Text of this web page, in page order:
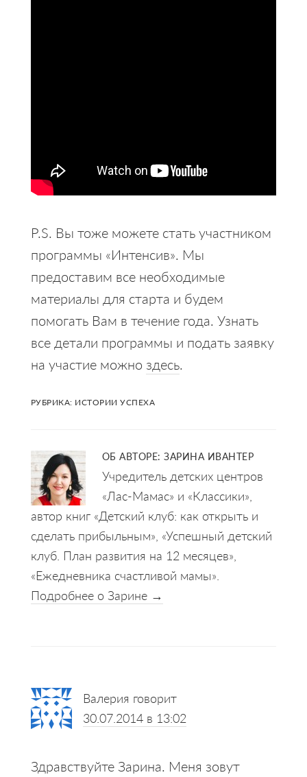
P.S. Вы тоже можете стать участником
программы «Интенсив». Мы
предоставим все необходимые
материалы для старта и будем
помогать Вам в течение года. Узнать
все детали программы и подать заявку
на участие можно здесь.
РУБРИКА: ИСТОРИИ УСПЕХА
ОБ АВТОРЕ:ЗАРИНА ИВАНТЕР
Учредитель детских центров
«Лас-Мамас» и «Классики»,
автор книг «Детский клуб: как открыть и
сделать прибыльным», «Успешный детский
клуб. План развития на 12 месяцев»,
«Ежедневника счастливой мамы».
Подробнее о Зарине →
Reader
Interactions
Валерия говорит
30.07.2014 в 13:02
Здравствуйте Зарина. Меня зовут